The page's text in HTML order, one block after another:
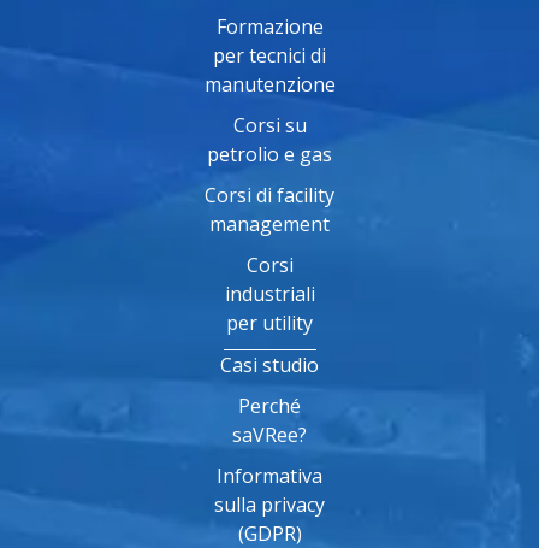
Formazione
per tecnici di
manutenzione
Corsi su
petrolio e gas
Corsi di facility
management
Corsi
industriali
per utility
Casi studio
Perché
saVRee?
Informativa
sulla privacy
(GDPR)